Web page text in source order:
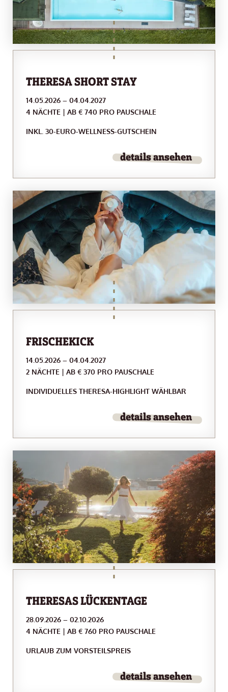
THERESA SHORT STAY
14.05.2026 – 04.04.2027
4 NÄCHTE | AB € 740 PRO PAUSCHALE
INKL. 30-EURO-WELLNESS-GUTSCHEIN
details ansehen
FRISCHEKICK
14.05.2026 – 04.04.2027
2 NÄCHTE | AB € 370 PRO PAUSCHALE
INDIVIDUELLES THERESA-HIGHLIGHT WÄHLBAR
details ansehen
THERESAS LÜCKENTAGE
28.09.2026 – 02.10.2026
4 NÄCHTE | AB € 760 PRO PAUSCHALE
URLAUB ZUM VORSTEILSPREIS
details ansehen